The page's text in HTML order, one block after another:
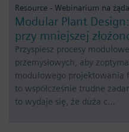
Resource - Webinarium na
Modular Plant
przy mniejszej
Przyspiesz procesy
przemysłowych, aby
modułowego
to współcześnie trudne
to wydaje się, że duża c…